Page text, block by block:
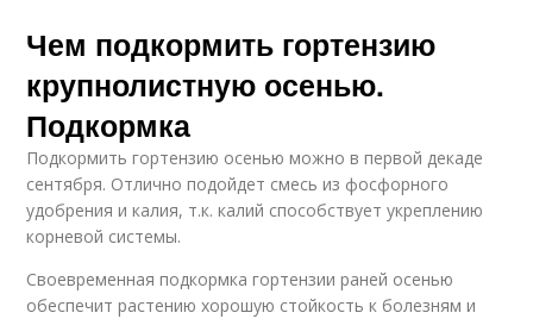
Чем подкормить гортензию
крупнолистную осенью.
Подкормка
Подкормить гортензию осенью можно в первой декаде
сентября. Отлично подойдет смесь из фосфорного
удобрения и калия, т.к. калий способствует укреплению
корневой системы.
Своевременная подкормка гортензии раней осенью
обеспечит растению хорошую стойкость к болезням и